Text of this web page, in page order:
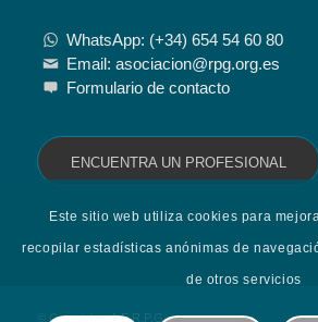
WhatsApp: (+34) 654 54 60 80
Email: asociacion@rpg.org.es
Formulario de contacto
ENCUENTRA UN PROFESIONAL
© Copyright - A.E.R.P.G.
Este sitio web utiliza cookies para
recopilar estadísticas anónimas de
de otros servicios